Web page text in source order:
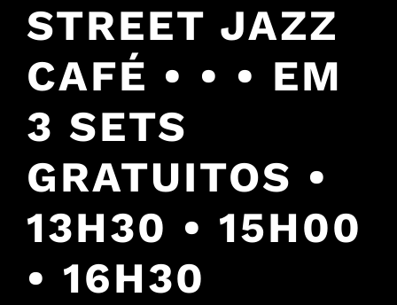
STREET JAZZ
CAFÉ • • • EM
3 SETS
GRATUITOS •
13H30 • 15H00
• 16H30